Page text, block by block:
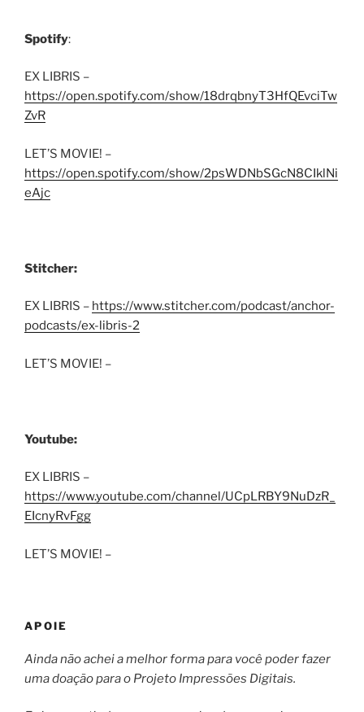
Spotify:
EX LIBRIS –
https://open.spotify.com/show/18drqbnyT3HfQEvciTw
ZvR
LET’S MOVIE! –
https://open.spotify.com/show/2psWDNbSGcN8CIklNi
eAjc
Stitcher:
EX LIBRIS – https://www.stitcher.com/podcast/anchor-
podcasts/ex-libris-2
LET’S MOVIE! –
Youtube:
EX LIBRIS –
https://www.youtube.com/channel/UCpLRBY9NuDzR_
EIcnyRvFgg
LET’S MOVIE! –
APOIE
Ainda não achei a melhor forma para você poder fazer
uma doação para o Projeto Impressões Digitais.